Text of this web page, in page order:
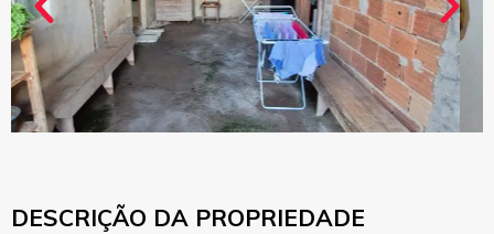
DESCRIÇÃO DA PROPRIEDADE